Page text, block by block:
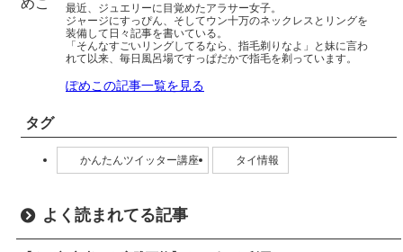
最近、ジュエリーに目覚めたアラサー女子。
ジャージにすっぴん、そしてウン十万のネックレスとリングを
装備して日々記事を書いている。
「そんなすごいリングしてるなら、指毛剃りなよ」と妹に言わ
れて以来、毎日風呂場ですっぱだかで指毛を剃っています。
ぽめこの記事一覧を見る
タグ
かんたんツイッター講座 タイ情報
よく読まれてる記事